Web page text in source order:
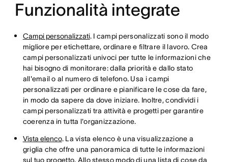
Funzionalità integrate
Campi personalizzati. I campi personalizzati sono il modo
migliore per etichettare, ordinare e filtrare il lavoro. Crea
campi personalizzati univoci per tutte le informazioni che
hai bisogno di monitorare: dalla priorità e dallo stato
all'email o al numero di telefono. Usa i campi
personalizzati per ordinare e pianificare le cose da fare,
in modo da sapere da dove iniziare. Inoltre, condividi i
campi personalizzati tra attività e progetti per garantire
coerenza in tutta l'organizzazione.
Vista elenco. La vista elenco è una visualizzazione a
griglia che offre una panoramica di tutte le informazioni
sul tuo progetto. Allo stesso modo di una lista di cose da